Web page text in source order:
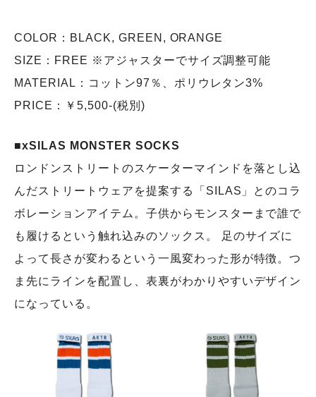
COLOR：BLACK, GREEN, ORANGE
SIZE：FREE ※アジャスターでサイズ調整可能
MATERIAL：コットン97％、ポリウレタン3%
PRICE：￥5,500-(税別)
■xSILAS MONSTER SOCKS
ロンドンストリートのスケーターマインドを落とし込
んだストリートウェアを提案する「SILAS」とのコラ
ボレーションアイテム。子供からモンスターまで誰で
も履けるという触れ込みのソックス。 足のサイズに
よって長さが変わるという一風変わった形が特徴。つ
ま先にラインを配置し、表裏がわかりやすいデザイン
になっている。